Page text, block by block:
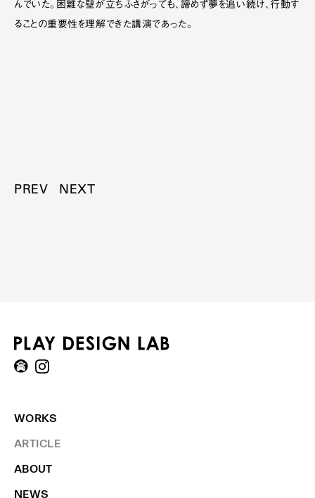
んでいた。困難な壁が立ちふさがっても、諦めず夢を追い続け、行動す
ることの重要性を理解できた講演であった。
PREV NEXT
WORKS
ARTICLE
ABOUT
NEWS